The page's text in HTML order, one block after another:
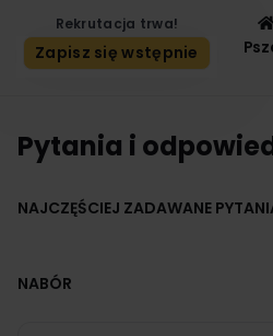
Rekrutacja trwa!
Zapisz się wstępnie
Pytania i
NAJCZĘŚCIEJ ZADAWANE
NABÓR